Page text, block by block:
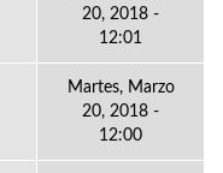
20, 2018 -
12:01
Martes, Marzo
20, 2018 -
12:00